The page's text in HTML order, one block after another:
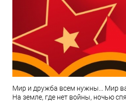
Мир и дружба всем нужны... Мир
На земле, где нет войны, ночью